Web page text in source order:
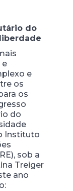
do
e
e
os
os
do
Instituto
sob a
Treiger
ano